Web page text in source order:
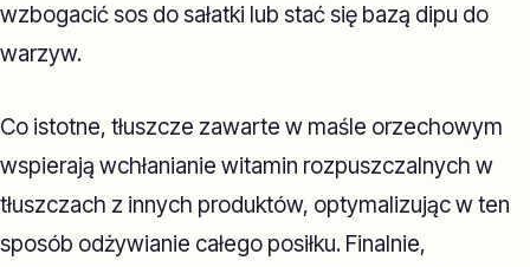
wzbogacić sos do sałatki lub stać się bazą dipu do
warzyw.
Co istotne, tłuszcze zawarte w maśle orzechowym
wspierają wchłanianie witamin rozpuszczalnych w
tłuszczach z innych produktów, optymalizując w ten
sposób odżywianie całego posiłku. Finalnie,